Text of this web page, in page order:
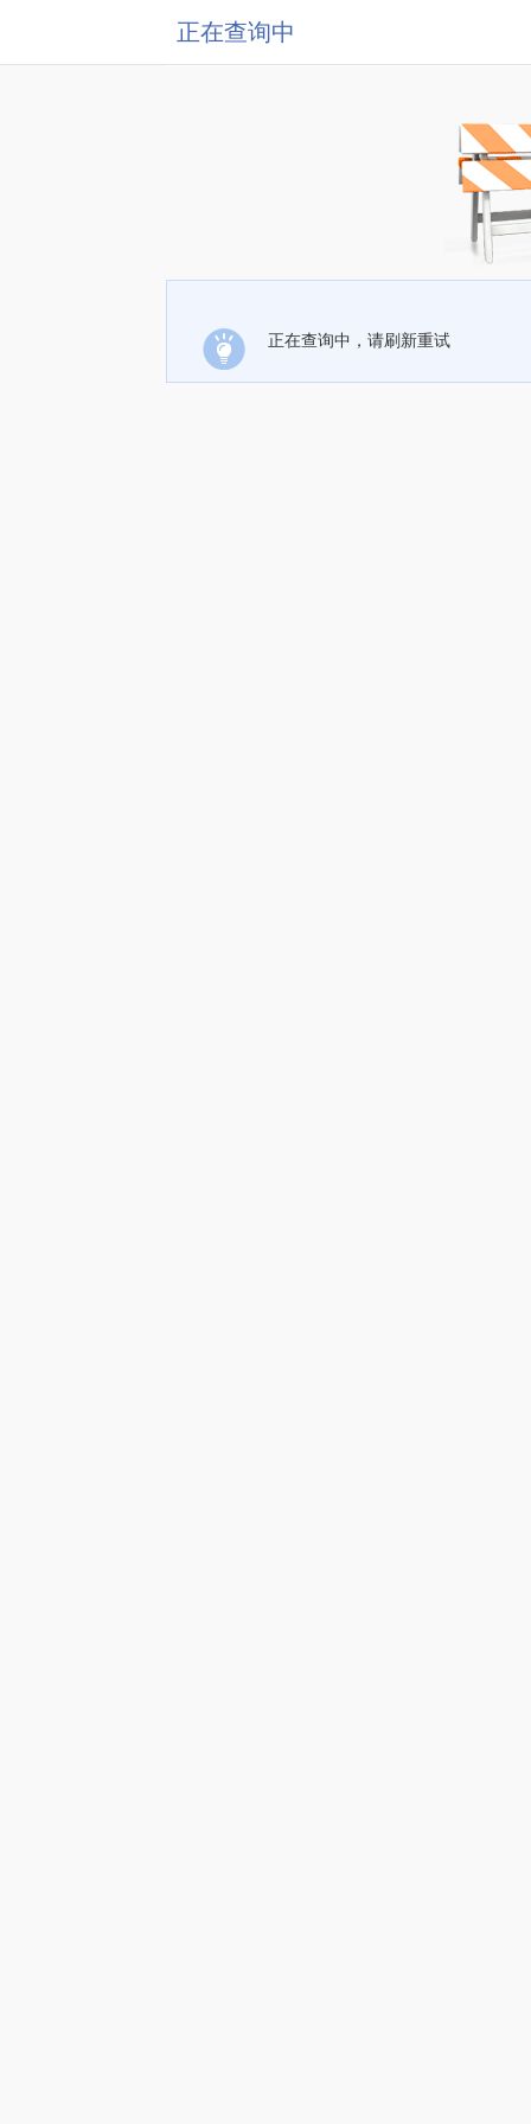
正在查询中
正在查询中，请刷新重试